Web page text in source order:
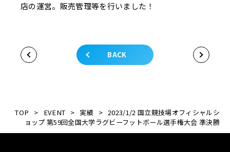
店の運営。販売管理等を行いました！
BACK
TOP > EVENT > 実績 > 2023/1/2 国立競技場オフィシャルシ
ョップ 第59回全国大学ラグビーフットボール選手権大会 準決勝